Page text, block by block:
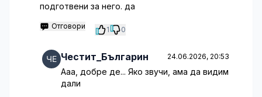
подготвени за него. да
Отговори 1 0
Честит_Българин 24.06.2026, 20:53
Ааа, добре де... Яко звучи, ама да видим
дали